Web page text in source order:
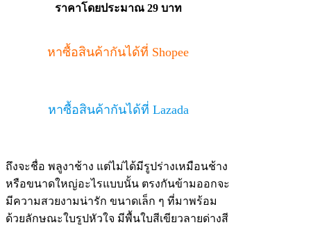
ราคาโดยประมาณ 29 บาท
หาซื้อสินค้ากันได้ที่ Shopee
หาซื้อสินค้ากันได้ที่ Lazada
ถึงจะชื่อ พลูงาช้าง แต่ไม่ได้มีรูปร่างเหมือนช้าง
หรือขนาดใหญ่อะไรแบบนั้น ตรงกันข้ามออกจะ
มีความสวยงามน่ารัก ขนาดเล็ก ๆ ที่มาพร้อม
ด้วยลักษณะใบรูปหัวใจ มีพื้นใบสีเขียวลายด่างสี